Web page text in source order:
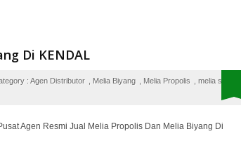
Di KENDAL
: Agen Distributor Melia Biyang Melia Propolis
melia sehat
Agen Resmi Jual Melia Propolis Dan Melia Biyang Di